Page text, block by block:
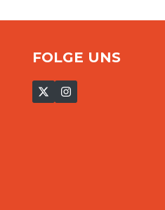
FOLGE UNS